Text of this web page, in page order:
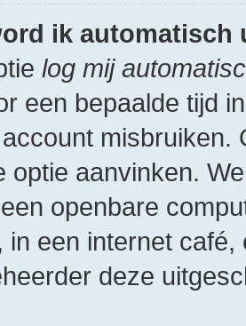
ik automatisch
log mij
een bepaalde tijd
misbruiken.
optie aanvinken.
openbare
in een internet
deze